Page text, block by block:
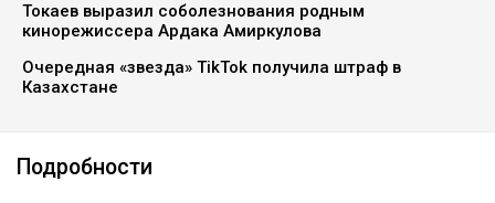
Токаев выразил соболезнования родным
кинорежиссера Ардака Амиркулова
Очередная «звезда» TikTok получила штраф в
Казахстане
Подробности